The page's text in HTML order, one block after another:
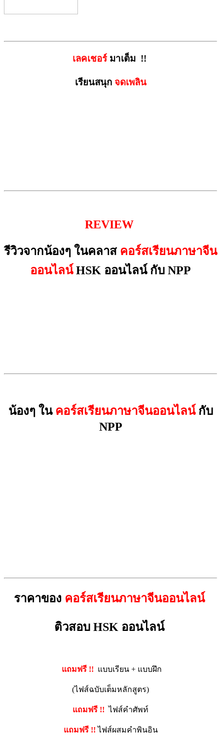
เลคเชอร์มาเต็ม!!
เรียนสนุก จดเพลิน
REVIEW
รีวิวจากน้องๆ ในคลาส คอร์สเรียนภาษาจีน
ออนไลน์HSK ออนไลน์กับ NPP
น้องๆ ใน คอร์สเรียนภาษาจีนออนไลน์ กับ
NPP
ราคาของ คอร์สเรียนภาษาจีนออนไลน์
ติวสอบ HSK ออนไลน์
แถมฟรี !! แบบเรียน + แบบฝึก
(ไฟส์ฉบับเต็มหลักสูตร)
แถมฟรี !!ไฟส์คำศัพท์
แถมฟรี !!ไฟส์ผสมคำพินอิน